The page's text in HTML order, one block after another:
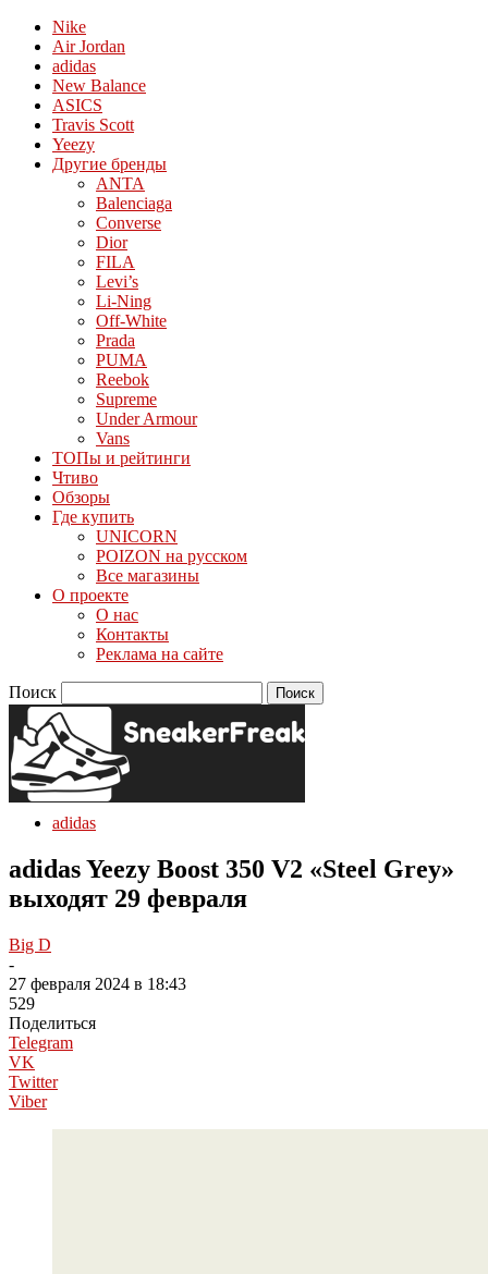
Nike
Air Jordan
adidas
New Balance
ASICS
Travis Scott
Yeezy
Другие бренды
ANTA
Balenciaga
Converse
Dior
FILA
Levi’s
Li-Ning
Off-White
Prada
PUMA
Reebok
Supreme
Under Armour
Vans
ТОПы и рейтинги
Чтиво
Обзоры
Где купить
UNICORN
POIZON на русском
Все магазины
О проекте
О нас
Контакты
Реклама на сайте
Поиск
adidas
adidas Yeezy Boost 350 V2 «Steel Grey»
выходят 29 февраля
Big D
-
27 февраля 2024 в 18:43
529
Поделиться
Telegram
VK
Twitter
Viber